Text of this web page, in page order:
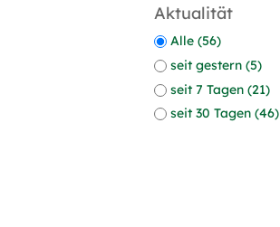
Aktualität
Alle (56)
seit gestern (5)
seit 7 Tagen (21)
seit 30 Tagen (46)